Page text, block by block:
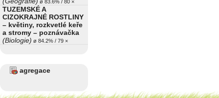
ø 83.6% / 80 ×
TUZEMSKÉ A
CIZOKRAJNÉ ROSTLINY
– květiny, rozkvetlé keře
a stromy – poznávačka
(Biologie) ø 84.2% / 79 ×
agregace